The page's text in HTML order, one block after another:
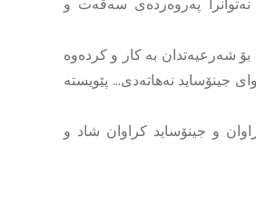
شەرعیەتدان بە کار و کردەوە
جینۆساید نەهاتەدی… پێویستە
و جینۆساید کراوان شاد و